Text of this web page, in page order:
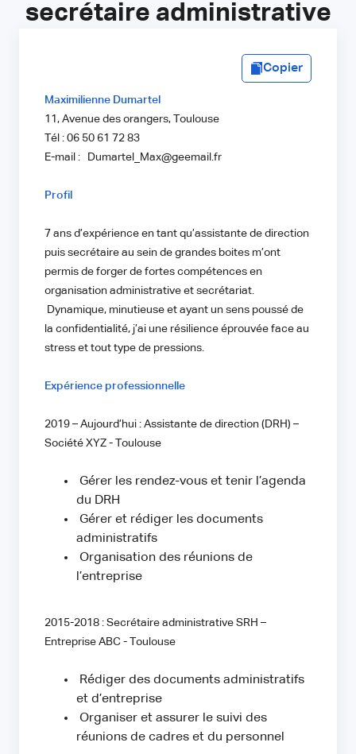
secrétaire administrative
Copier
Maximilienne Dumartel
11, Avenue des orangers, Toulouse
Tél : 06 50 61 72 83
E-mail : Dumartel_Max@geemail.fr
Profil
7 ans d’expérience en tant qu’assistante de direction
puis secrétaire au sein de grandes boites m’ont
permis de forger de fortes compétences en
organisation administrative et secrétariat.
Dynamique, minutieuse et ayant un sens poussé de
la confidentialité, j’ai une résilience éprouvée face au
stress et tout type de pressions.
Expérience professionnelle
2019 – Aujourd’hui : Assistante de direction (DRH) –
Société XYZ - Toulouse
Gérer les rendez-vous et tenir l’agenda
du DRH
Gérer et rédiger les documents
administratifs
Organisation des réunions de
l’entreprise
2015-2018 : Secrétaire administrative SRH –
Entreprise ABC - Toulouse
Rédiger des documents administratifs
et d’entreprise
Organiser et assurer le suivi des
réunions de cadres et du personnel